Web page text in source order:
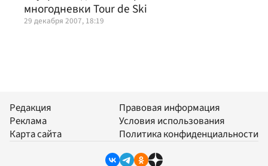
многодневки Tour de Ski
29 декабря 2007, 18:19
Редакция
Реклама
Карта сайта
Правовая информация
Условия использования
Политика конфиденциальности